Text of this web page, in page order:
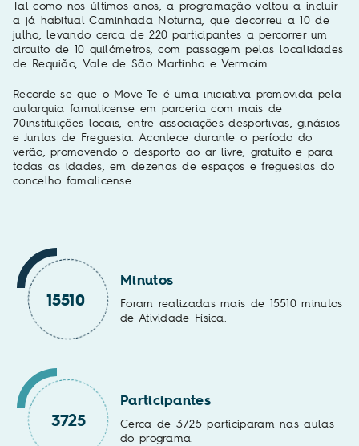
Tal como nos últimos anos, a programação voltou a incluir
a já habitual Caminhada Noturna, que decorreu a 10 de
julho, levando cerca de 220 participantes a percorrer um
circuito de 10 quilómetros, com passagem pelas localidades
de Requião, Vale de São Martinho e Vermoim.
Recorde-se que o Move-Te é uma iniciativa promovida pela
autarquia famalicense em parceria com mais de
70instituições locais, entre associações desportivas, ginásios
e Juntas de Freguesia. Acontece durante o período do
verão, promovendo o desporto ao ar livre, gratuito e para
todas as idades, em dezenas de espaços e freguesias do
concelho famalicense.
15510
Minutos
Foram realizadas mais de 15510 minutos
de Atividade Física.
3725
Participantes
Cerca de 3725 participaram nas aulas
do programa.